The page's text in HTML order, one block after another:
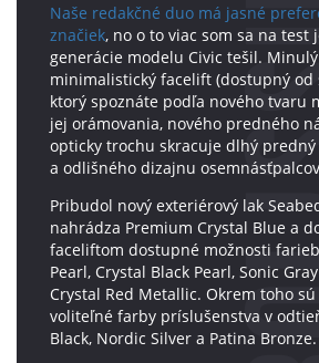
Naše redakčné duo má jasné
značiek, no o to viac som sa na test
generácie modelu Civic tešil.
minimalistický facelift (dostupný od
ktorý spoznáte podľa nového tvaru
jej orámovania, nového predného
opticky trochu skracuje dlhý predný
a odlišného dizajnu
Pribudol nový exteriérový lak
nahrádza Premium Crystal Blue a
faceliftom dostupné možnosti
Pearl, Crystal Black Pearl, Sonic
Crystal Red Metallic. Okrem toho
voliteľné farby príslušenstva v
Black, Nordic Silver a Patina